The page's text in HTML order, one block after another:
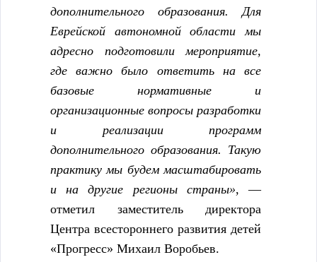
дополнительного образования. Для
Еврейской автономной области мы
адресно подготовили мероприятие,
где важно было ответить на все
базовые нормативные и
организационные вопросы разработки
и реализации программ
дополнительного образования. Такую
практику мы будем масштабировать
и на другие регионы страны», —
отметил заместитель директора
Центра всестороннего развития детей
«Прогресс» Михаил Воробьев.